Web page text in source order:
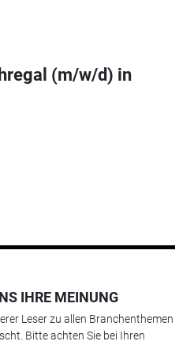
(m/w/d) in
IHRE MEINUNG
Leser zu allen Branchenthemen
Bitte achten Sie bei Ihren